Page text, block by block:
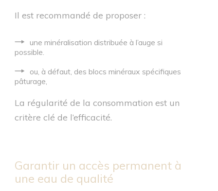
Il est recommandé de proposer :
une minéralisation distribuée à l’auge si
possible.
ou, à défaut, des blocs minéraux spécifiques
pâturage,
La régularité de la consommation est un
critère clé de l’efficacité.
Garantir un accès permanent à
une eau de qualité